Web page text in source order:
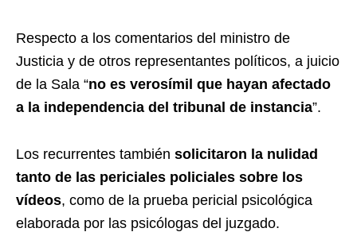
Respecto a los comentarios del ministro de
Justicia y de otros representantes políticos, a juicio
de la Sala “no es verosímil que hayan afectado
a la independencia del tribunal de instancia”.
Los recurrentes también solicitaron la nulidad
tanto de las periciales policiales sobre los
vídeos, como de la prueba pericial psicológica
elaborada por las psicólogas del juzgado.